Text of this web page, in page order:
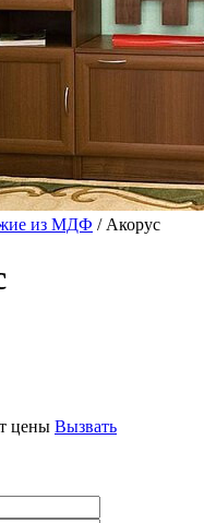
из МДФ / Акорус
цены Вызвать